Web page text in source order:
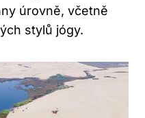
úrovně, včetně
stylů jógy.